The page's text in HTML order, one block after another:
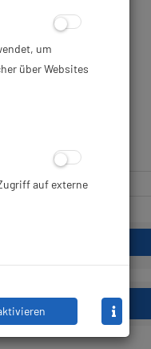
*
€
telef. erfragen
um
über Websites
auf externe